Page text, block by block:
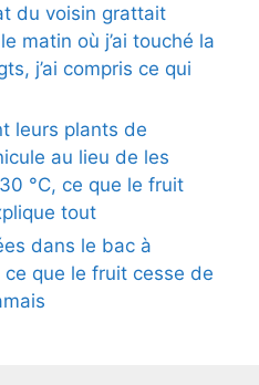
du voisin grattait
matin où j’ai touché la
j’ai compris ce qui
leurs plants de
au lieu de les
°C, ce que le fruit
tout
dans le bac à
ce que le fruit cesse de